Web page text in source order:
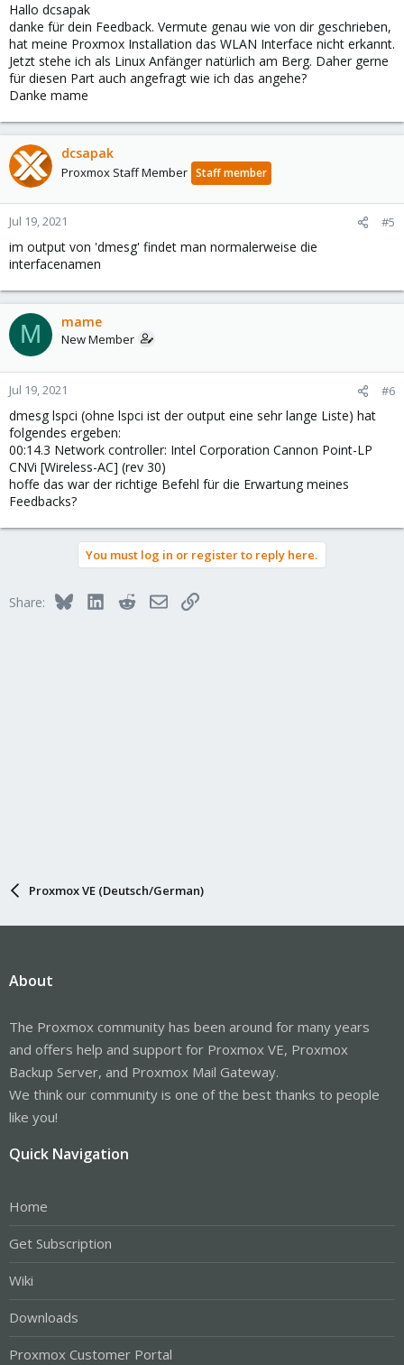
Hallo dcsapak
danke für dein Feedback. Vermute genau wie von dir geschrieben,
hat meine Proxmox Installation das WLAN Interface nicht erkannt.
Jetzt stehe ich als Linux Anfänger natürlich am Berg. Daher gerne
für diesen Part auch angefragt wie ich das angehe?
Danke mame
dcsapak
Proxmox Staff Member Staff member
Jul 19, 2021 #5
im output von 'dmesg' findet man normalerweise die
interfacenamen
M mame
New Member
Jul 19, 2021 #6
dmesg lspci (ohne lspci ist der output eine sehr lange Liste) hat
folgendes ergeben:
00:14.3 Network controller: Intel Corporation Cannon Point-LP
CNVi [Wireless-AC] (rev 30)
hoffe das war der richtige Befehl für die Erwartung meines
Feedbacks?
You must log in or register to reply here.
Share: BlueskyLinkedInRedditEmailLink
Proxmox VE (Deutsch/German)
About
The Proxmox community has been around for many years
and offers help and support for Proxmox VE, Proxmox
Backup Server, and Proxmox Mail Gateway.
We think our community is one of the best thanks to people
like you!
Quick Navigation
Home
Get Subscription
Wiki
Downloads
Proxmox Customer Portal